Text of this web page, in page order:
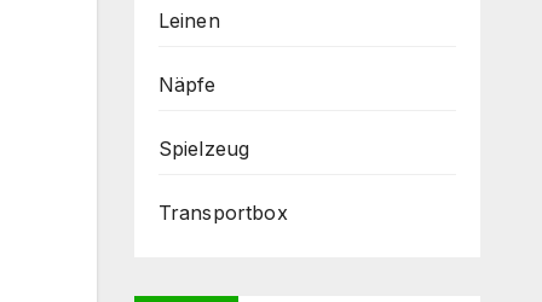
Leinen
Näpfe
Spielzeug
Transportbox